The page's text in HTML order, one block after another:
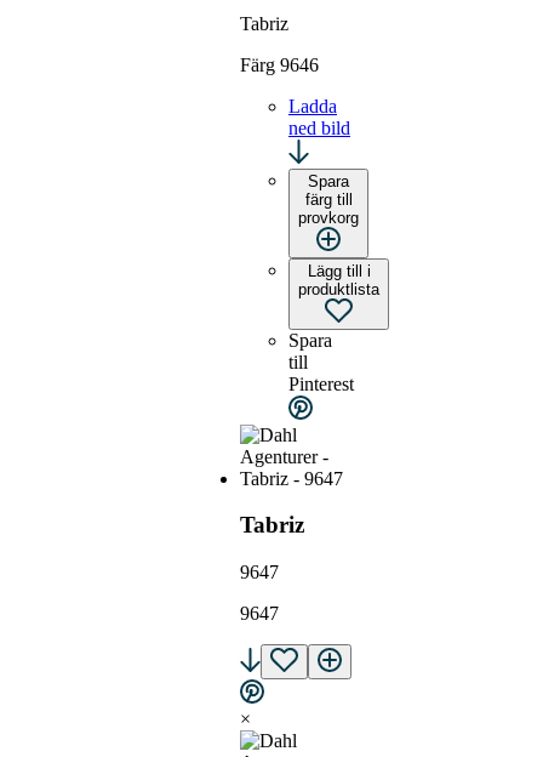
Tabriz
Färg 9646
Ladda
ned bild
Spara
färg till
provkorg
Lägg till i
produktlista
Spara
till
Pinterest
Tabriz
9647
9647
×